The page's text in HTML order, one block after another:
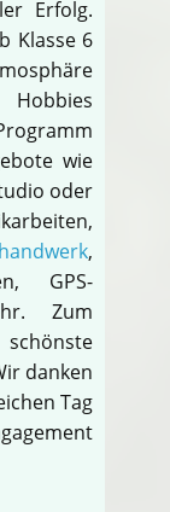
Erfolg.
Klasse 6
wie
oder
,
GPS-
Zum
danken
Tag